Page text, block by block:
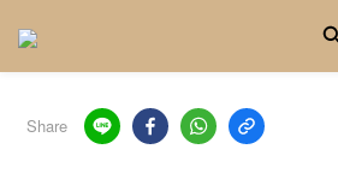
Share